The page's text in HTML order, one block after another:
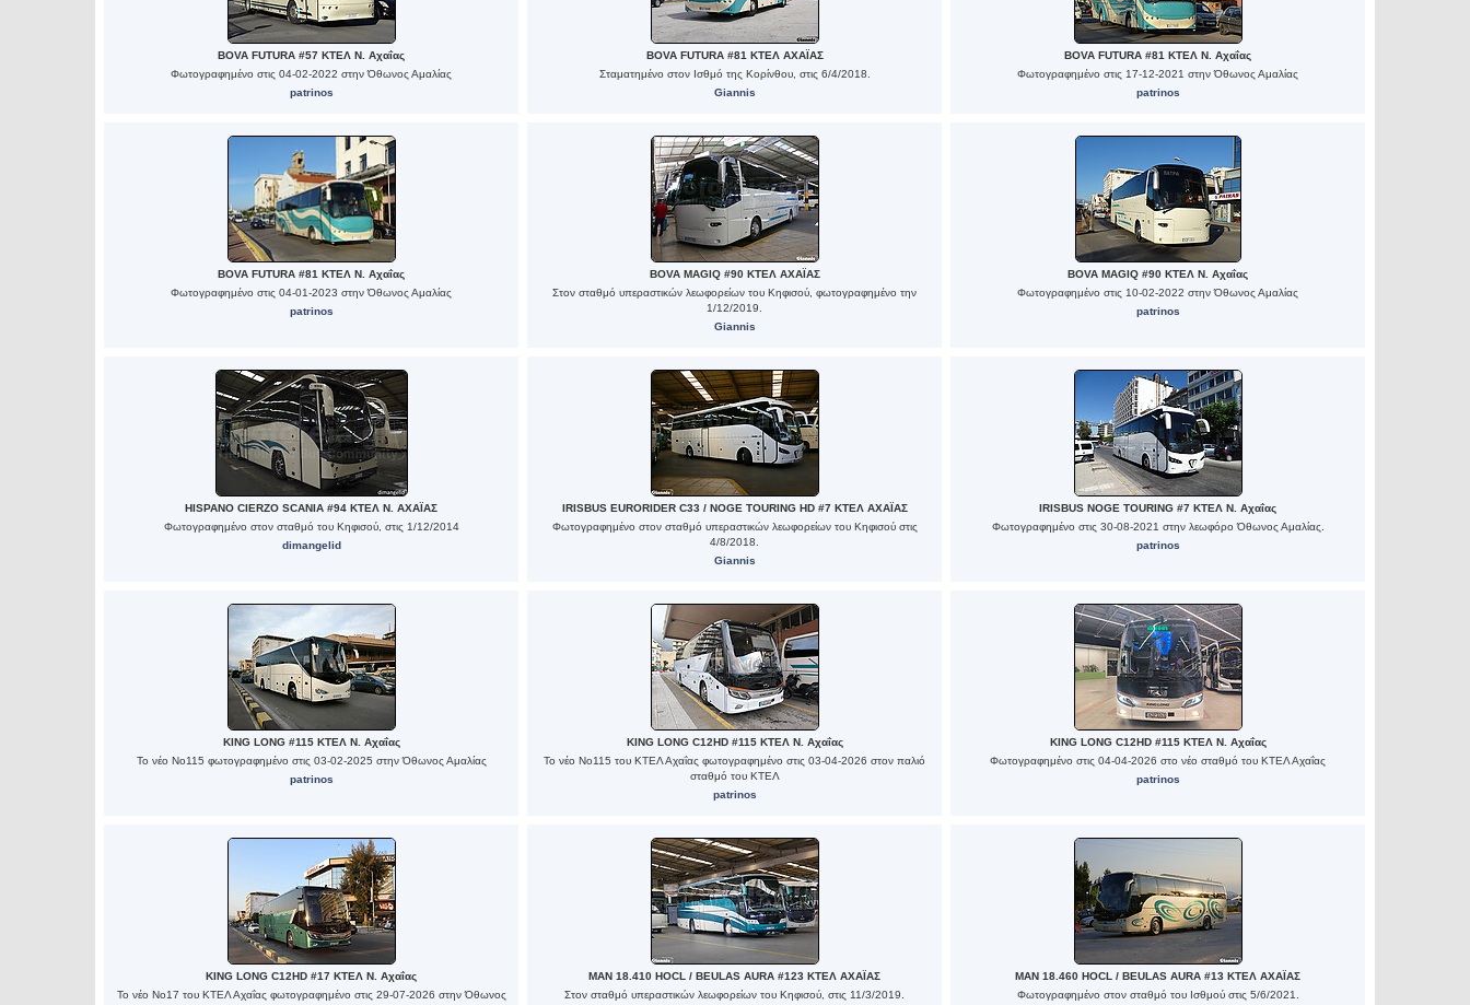
BOVA FUTURA #57 ΚΤΕΛ Ν. Αχαΐας
Φωτογραφημένο στις 04-02-2022 στην Όθωνος Αμαλίας
patrinos
BOVA FUTURA #81 ΚΤΕΛ ΑΧΑΪΑΣ
Σταματημένο στον Ισθμό της Κορίνθου, στις 6/4/2018.
Giannis
BOVA FUTURA #81 ΚΤΕΛ Ν. Αχαΐας
Φωτογραφημένο στις 17-12-2021 στην Όθωνος Αμαλίας
patrinos
BOVA FUTURA #81 ΚΤΕΛ Ν. Αχαΐας
Φωτογραφημένο στις 04-01-2023 στην Όθωνος Αμαλίας
patrinos
BOVA MAGIQ #90 ΚΤΕΛ ΑΧΑΪΑΣ
Στον σταθμό υπεραστικών λεωφορείων του Κηφισού, φωτογραφημένο την
1/12/2019.
Giannis
BOVA MAGIQ #90 ΚΤΕΛ Ν. Αχαΐας
Φωτογραφημένο στις 10-02-2022 στην Όθωνος Αμαλίας
patrinos
HISPANO CIERZO SCANIA #94 ΚΤΕΛ Ν. ΑΧΑΪΑΣ
Φωτογραφημένο στον σταθμό του Κηφισού, στις 1/12/2014
dimangelid
IRISBUS EURORIDER C33 / NOGE TOURING HD #7 ΚΤΕΛ ΑΧΑΪΑΣ
Φωτογραφημένο στον σταθμό υπεραστικών λεωφορείων του Κηφισού στις
4/8/2018.
Giannis
IRISBUS NOGE TOURING #7 ΚΤΕΛ Ν. Αχαΐας
Φωτογραφημένο στις 30-08-2021 στην λεωφόρο Όθωνος Αμαλίας.
patrinos
KING LONG #115 ΚΤΕΛ Ν. Αχαΐας
Το νέο Νο115 φωτογραφημένο στις 03-02-2025 στην Όθωνος Αμαλίας
patrinos
KING LONG C12HD #115 ΚΤΕΛ Ν. Αχαΐας
Το νέο Νο115 του ΚΤΕΛ Αχαΐας φωτογραφημένο στις 03-04-2026 στον παλιό
σταθμό του ΚΤΕΛ
patrinos
KING LONG C12HD #115 ΚΤΕΛ Ν. Αχαΐας
Φωτογραφημένο στις 04-04-2026 στο νέο σταθμό του ΚΤΕΛ Αχαΐας
patrinos
KING LONG C12HD #17 ΚΤΕΛ Ν. Αχαΐας
Το νέο Νο17 του ΚΤΕΛ Αχαΐας φωτογραφημένο στις 29-07-2026 στην Όθωνος
MAN 18.410 HOCL / BEULAS AURA #123 ΚΤΕΛ ΑΧΑΪΑΣ
Στον σταθμό υπεραστικών λεωφορείων του Κηφισού, στις 11/3/2019.
MAN 18.460 HOCL / BEULAS AURA #13 ΚΤΕΛ ΑΧΑΪΑΣ
Φωτογραφημένο στον σταθμό του Ισθμού στις 5/6/2021.